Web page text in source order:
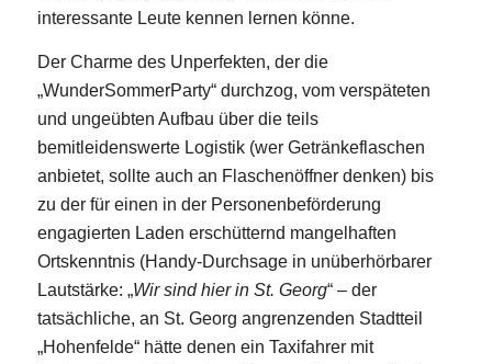
interessante Leute kennen lernen könne.
Der Charme des Unperfekten, der die
„WunderSommerParty“ durchzog, vom verspäteten
und ungeübten Aufbau über die teils
bemitleidenswerte Logistik (wer Getränkeflaschen
anbietet, sollte auch an Flaschenöffner denken) bis
zu der für einen in der Personenbeförderung
engagierten Laden erschütternd mangelhaften
Ortskenntnis (Handy-Durchsage in unüberhörbarer
Lautstärke: „Wir sind hier in St. Georg“ – der
tatsächliche, an St. Georg angrenzenden Stadtteil
„Hohenfelde“ hätte denen ein Taxifahrer mit